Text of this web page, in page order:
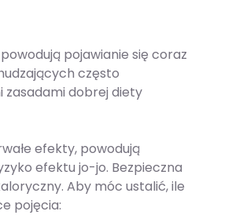
pojawianie się coraz
często
zasadami dobrej diety
efekty, powodują
efektu jo-jo. Bezpieczna
Aby móc ustalić, ile
pojęcia: